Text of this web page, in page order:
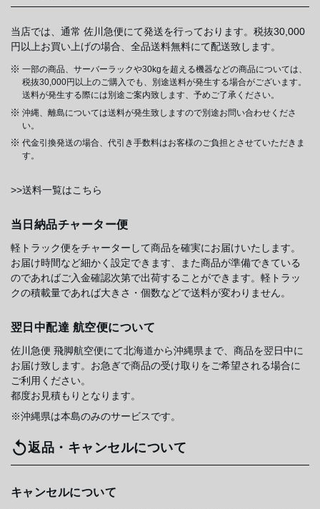
当店では、通常 佐川急便にて発送を行っております。税抜30,000
円以上お買い上げの場合、全品送料無料にて配送致します。
一部の商品、サーバーラックや30kgを超える機器などの商品については、
税抜30,000円以上のご購入でも、別途送料が発生する場合がございます。
送料が発生する際には別途ご案内致します、予めご了承ください。
沖縄、離島については送料が発生致しますので別途お問い合わせくださ
い。
代金引換発送の場合、代引き手数料はお客様のご負担とさせていただきま
す。
>>送料一覧はこちら
当日納品チャーター便
軽トラック便をチャーターして商品を確実にお届けいたします。
お届け時間など細かく設定できます、また商品が準備できている
のであればご入金確認次第で出荷することができます。軽トラッ
クの積載量であれば大きさ・個数などで送料が変わりません。
翌日中配達 航空便について
佐川急便 飛脚航空便にて北海道から沖縄県まで、商品を翌日中に
お届け致します。お急ぎで商品の受け取りをご希望される場合に
ご利用ください。
都度お見積もりとなります。
※沖縄県は本島のみのサービスです。
返品・キャンセルについて
キャンセルについて